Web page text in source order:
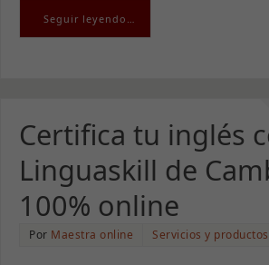
Seguir leyendo…
Certifica tu inglés
Linguaskill de
100% online
Por Maestra online Servicios y